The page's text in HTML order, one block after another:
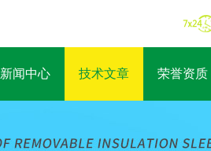
新闻中心 技术文章 荣誉资质